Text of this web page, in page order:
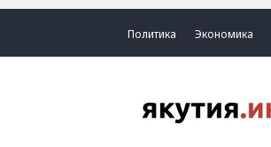
Политика Экономика